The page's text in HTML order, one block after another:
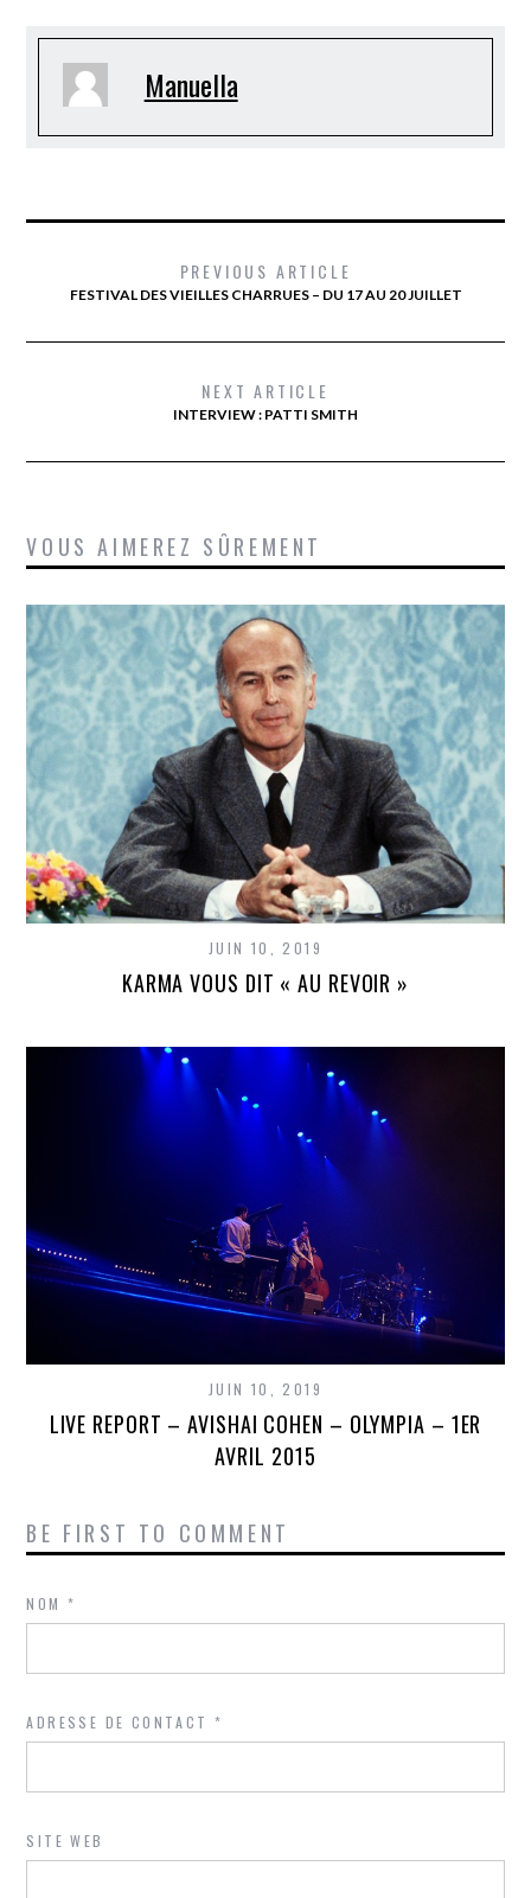
Manuella
PREVIOUS ARTICLE
FESTIVAL DES VIEILLES CHARRUES – DU 17 AU 20 JUILLET
NEXT ARTICLE
INTERVIEW : PATTI SMITH
VOUS AIMEREZ SÛREMENT
JUIN 10, 2019
KARMA VOUS DIT « AU REVOIR »
JUIN 10, 2019
LIVE REPORT – AVISHAI COHEN – OLYMPIA – 1ER
AVRIL 2015
BE FIRST TO COMMENT
NOM*
ADRESSE DE CONTACT*
SITE WEB